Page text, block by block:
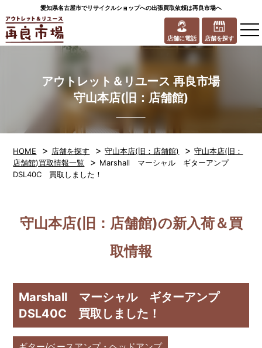
愛知県名古屋市でリサイクルショップへの出張買取依頼は再良市場へ
店舗に電話 店舗を探す
アウトレット＆リユース 再良市場
守山本店(旧：店舗館)
HOME > 店舗を探す >守山本店(旧：店舗館) >守山本店(旧：
店舗館)買取情報一覧
> Marshall マーシャル ギターアンプ
DSL40C 買取しました！
守山本店(旧：店舗館)の新入荷＆買
取情報
Marshall マーシャル ギターアンプ
DSL40C 買取しました！